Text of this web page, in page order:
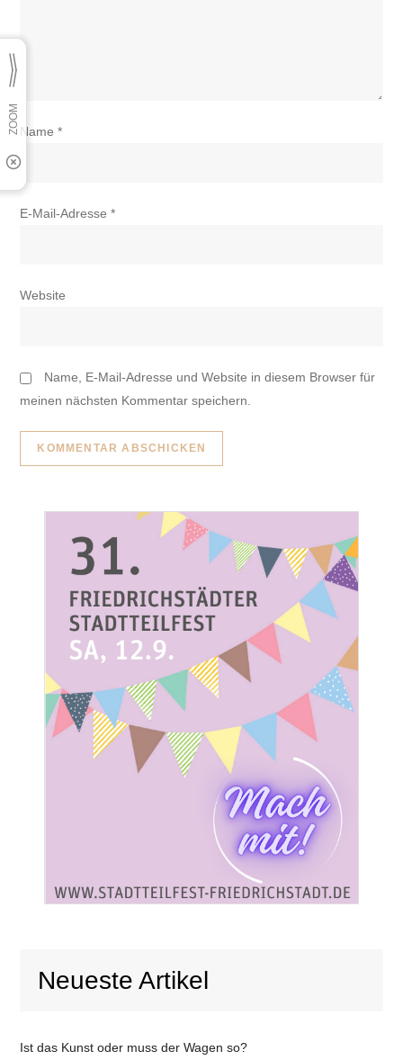
Name*
E-Mail-Adresse*
Website
Name, E-Mail-Adresse und Website in diesem Browser für
meinen nächsten Kommentar speichern.
Neueste Artikel
Ist das Kunst oder muss der Wagen so?